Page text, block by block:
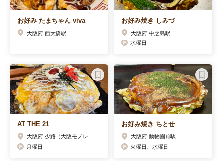
お好み たまちゃん viva
大阪府 西大橋駅
お好み焼き しみづ
大阪府 中之島駅
水曜日
AT THE 21
月曜日
お好み焼き ちとせ
大阪府 動物園前駅
火曜日、水曜日